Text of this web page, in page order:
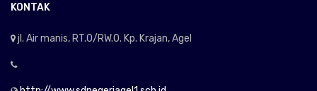
KONTAK
jl. Air manis, RT.0/RW.0. Kp. Krajan, Agel